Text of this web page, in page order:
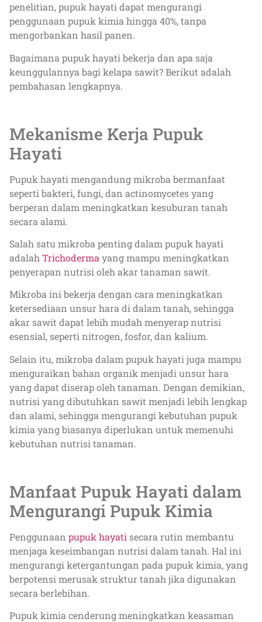
penelitian, pupuk hayati dapat mengurangi
penggunaan pupuk kimia hingga 40%, tanpa
mengorbankan hasil panen.
Bagaimana pupuk hayati bekerja dan apa saja
keunggulannya bagi kelapa sawit? Berikut adalah
pembahasan lengkapnya.
Mekanisme Kerja Pupuk
Hayati
Pupuk hayati mengandung mikroba bermanfaat
seperti bakteri, fungi, dan actinomycetes yang
berperan dalam meningkatkan kesuburan tanah
secara alami.
Salah satu mikroba penting dalam pupuk hayati
adalah Trichoderma yang mampu meningkatkan
penyerapan nutrisi oleh akar tanaman sawit.
Mikroba ini bekerja dengan cara meningkatkan
ketersediaan unsur hara di dalam tanah, sehingga
akar sawit dapat lebih mudah menyerap nutrisi
esensial, seperti nitrogen, fosfor, dan kalium.
Selain itu, mikroba dalam pupuk hayati juga mampu
menguraikan bahan organik menjadi unsur hara
yang dapat diserap oleh tanaman. Dengan demikian,
nutrisi yang dibutuhkan sawit menjadi lebih lengkap
dan alami, sehingga mengurangi kebutuhan pupuk
kimia yang biasanya diperlukan untuk memenuhi
kebutuhan nutrisi tanaman.
Manfaat Pupuk Hayati dalam
Mengurangi Pupuk Kimia
Penggunaan pupuk hayati secara rutin membantu
menjaga keseimbangan nutrisi dalam tanah. Hal ini
mengurangi ketergantungan pada pupuk kimia, yang
berpotensi merusak struktur tanah jika digunakan
secara berlebihan.
Pupuk kimia cenderung meningkatkan keasaman